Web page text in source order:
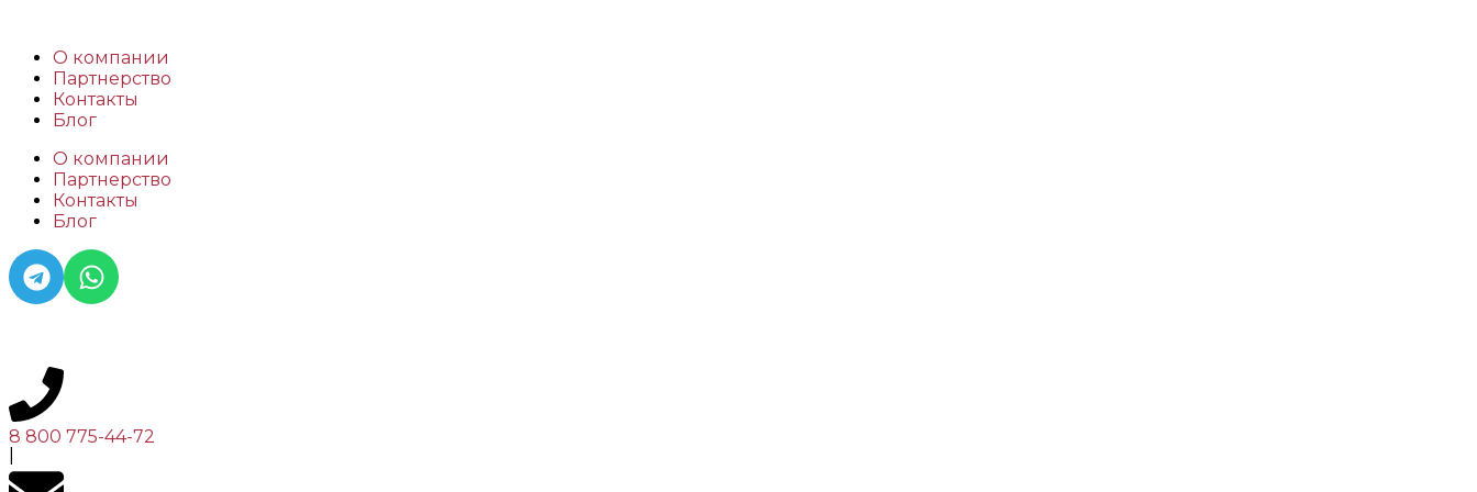
О компании
Партнерство
Контакты
Блог
О компании
Партнерство
Контакты
Блог
8 800 775-44-72